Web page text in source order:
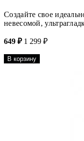
Создайте свое
невесомой,
649 ₽ 1 299 ₽
В корзину